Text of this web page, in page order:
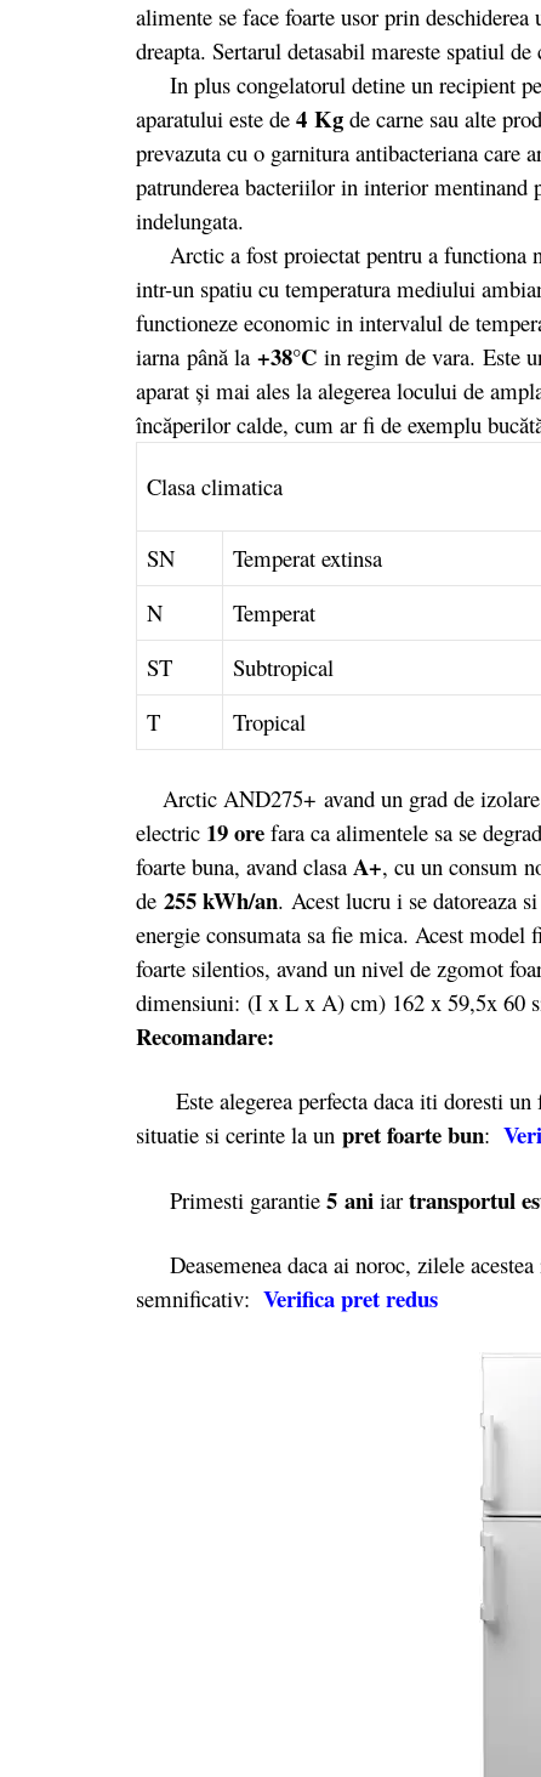
alimente se face foarte usor prin
dreapta. Sertarul detasabil mareste spatiul
In plus congelatorul detine un recipient
aparatului este de 4 Kg de carne sau alte
prevazuta cu o garnitura antibacteriana
patrunderea bacteriilor in interior mentinand
indelungata.
Arctic a fost proiectat pentru a functiona
intr-un spatiu cu temperatura mediului
functioneze economic in intervalul de
iarna până la +38°C in regim de vara. Este
aparat şi mai ales la alegerea locului de
încăperilor calde, cum ar fi de exemplu
Clasa climatica
SN
Temperat extinsa
N
Temperat
ST
Subtropical
T
Tropical
Arctic AND275+ avand un grad de izolare
electric 19 ore fara ca alimentele sa se
foarte buna, avand clasa A+, cu un consum
de 255 kWh/an. Acest lucru i se datoreaza
energie consumata sa fie mica. Acest
foarte silentios, avand un nivel de zgomot
dimensiuni: (I x L x A) cm) 162 x 59,5x 60
Recomandare:
Este alegerea perfecta daca iti doresti un
situatie si cerinte la un pret foarte bun:
Primesti garantie 5 ani iar transportul
Deasemenea daca ai noroc, zilele
semnificativ: Verifica pret redus